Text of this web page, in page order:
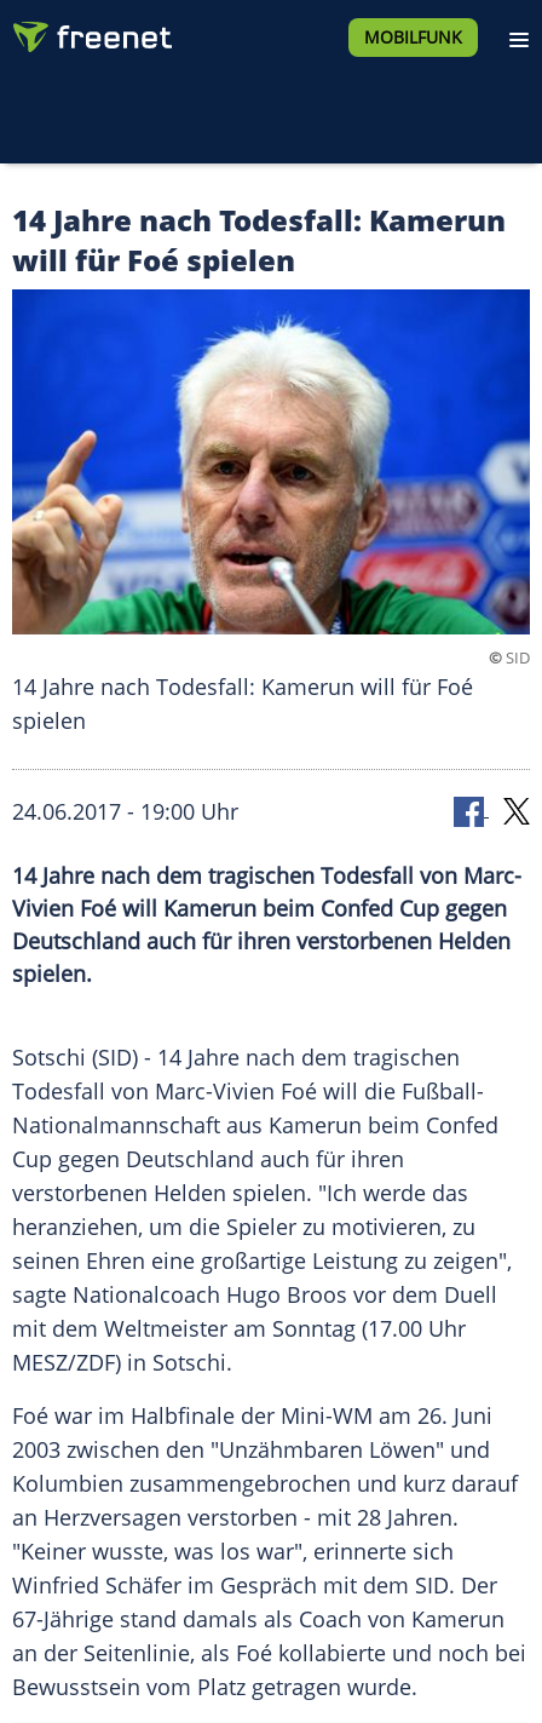
MOBILFUNK
14 Jahre nach Todesfall: Kamerun
will für Foé spielen
©SID
14 Jahre nach Todesfall: Kamerun will für Foé
spielen
24.06.2017 - 19:00 Uhr
14 Jahre nach dem tragischen Todesfall von Marc-
Vivien Foé will Kamerun beim Confed Cup gegen
Deutschland auch für ihren verstorbenen Helden
spielen.
Sotschi (SID) - 14 Jahre nach dem tragischen
Todesfall von Marc-Vivien Foé will die Fußball-
Nationalmannschaft aus Kamerun beim Confed
Cup gegen Deutschland auch für ihren
verstorbenen Helden spielen. "Ich werde das
heranziehen, um die Spieler zu motivieren, zu
seinen Ehren eine großartige Leistung zu zeigen",
sagte Nationalcoach Hugo Broos vor dem Duell
mit dem Weltmeister am Sonntag (17.00 Uhr
MESZ/ZDF) in Sotschi.
Foé war im Halbfinale der Mini-WM am 26. Juni
2003 zwischen den "Unzähmbaren Löwen" und
Kolumbien zusammengebrochen und kurz darauf
an Herzversagen verstorben - mit 28 Jahren.
"Keiner wusste, was los war", erinnerte sich
Winfried Schäfer im Gespräch mit dem SID. Der
67-Jährige stand damals als Coach von Kamerun
an der Seitenlinie, als Foé kollabierte und noch bei
Bewusstsein vom Platz getragen wurde.